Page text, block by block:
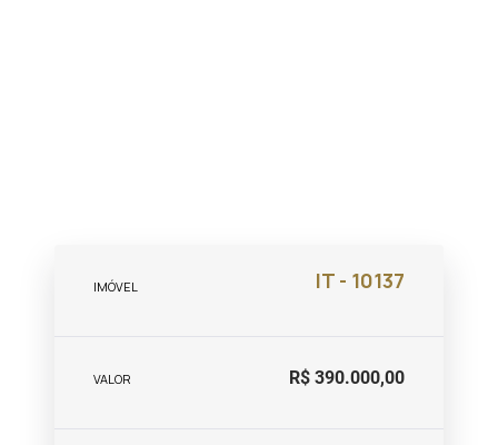
IMÓVEL IT - 10137
VALOR R$ 390.000,00